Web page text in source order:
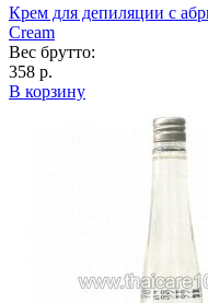
Крем для депиляции с
Cream
Вес брутто:
358 р.
В корзину